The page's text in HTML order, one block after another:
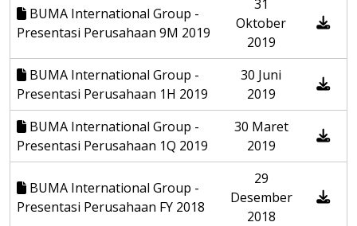
BUMA International Group -
Presentasi Perusahaan 9M 2019
31
Oktober
2019
BUMA International Group -
Presentasi Perusahaan 1H 2019
30 Juni
2019
BUMA International Group -
Presentasi Perusahaan 1Q 2019
30 Maret
2019
BUMA International Group -
Presentasi Perusahaan FY 2018
29
Desember
2018